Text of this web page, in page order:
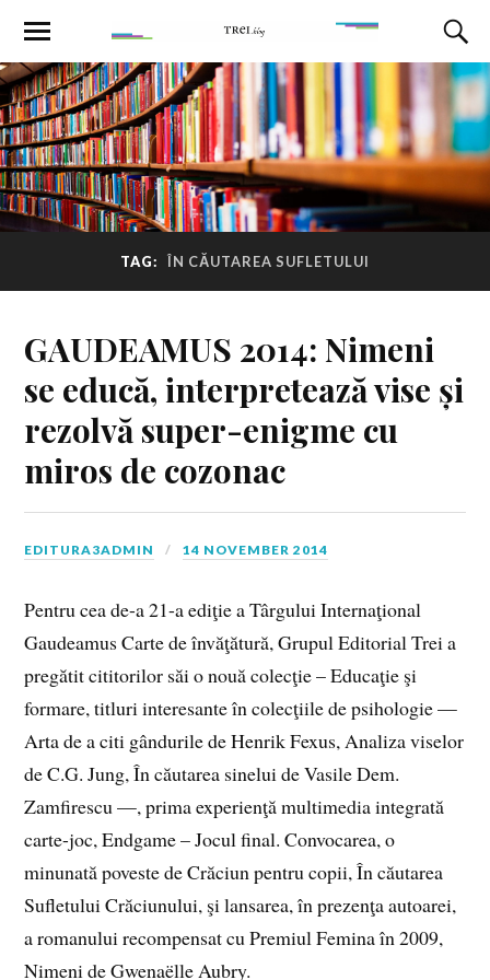
TAG: ÎN CĂUTAREA SUFLETULUI
GAUDEAMUS 2014: Nimeni
se educă, interpretează vise și
rezolvă super-enigme cu
miros de cozonac
EDITURA3ADMIN 14 NOVEMBER 2014
Pentru cea de-a 21-a ediţie a Târgului Internaţional
Gaudeamus Carte de învăţătură, Grupul Editorial Trei a
pregătit cititorilor săi o nouă colecţie – Educaţie şi
formare, titluri interesante în colecţiile de psihologie —
Arta de a citi gândurile de Henrik Fexus, Analiza viselor
de C.G. Jung, În căutarea sinelui de Vasile Dem.
Zamfirescu —, prima experienţă multimedia integrată
carte-joc, Endgame – Jocul final. Convocarea, o
minunată poveste de Crăciun pentru copii, În căutarea
Sufletului Crăciunului, şi lansarea, în prezenţa autoarei,
a romanului recompensat cu Premiul Femina în 2009,
Nimeni de Gwenaëlle Aubry.